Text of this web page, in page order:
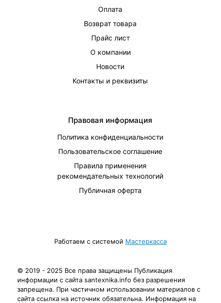
Оплата
Возврат товара
Прайс лист
О компании
Новости
Контакты и реквизиты
Правовая информация
Политика конфиденциальности
Пользовательское соглашение
Правила применения
рекомендательных технологий
Публичная оферта
Работаем с системой Мастеркасса
© 2019 - 2025 Все права защищены Публикация
информации с сайта santexnika.info без разрешения
запрещена. При частичном использовании материалов с
сайта ссылка на источник обязательна. Информация на